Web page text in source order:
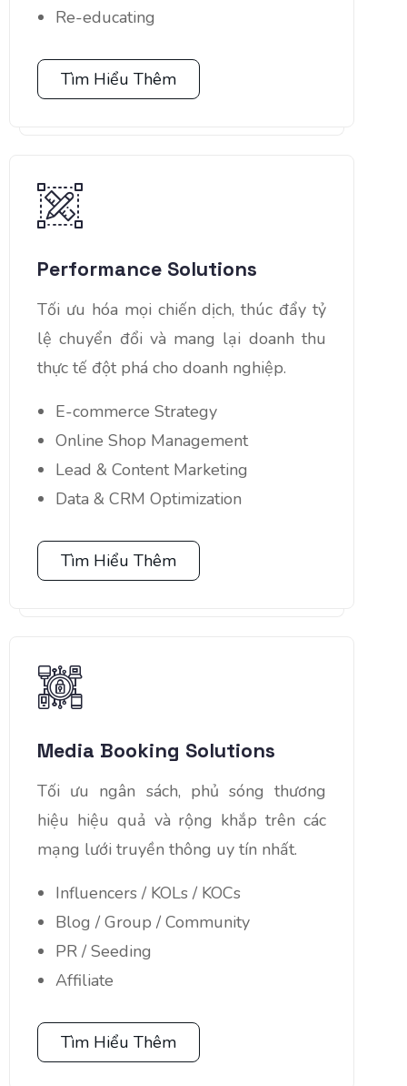
Re-educating
Tìm Hiểu Thêm
Performance Solutions
Tối ưu hóa mọi chiến dịch, thúc đẩy tỷ
lệ chuyển đổi và mang lại doanh thu
thực tế đột phá cho doanh nghiệp.
E-commerce Strategy
Online Shop Management
Lead & Content Marketing
Data & CRM Optimization
Tìm Hiểu Thêm
Media Booking Solutions
Tối ưu ngân sách, phủ sóng thương
hiệu hiệu quả và rộng khắp trên các
mạng lưới truyền thông uy tín nhất.
Influencers / KOLs / KOCs
Blog / Group / Community
PR / Seeding
Affiliate
Tìm Hiểu Thêm